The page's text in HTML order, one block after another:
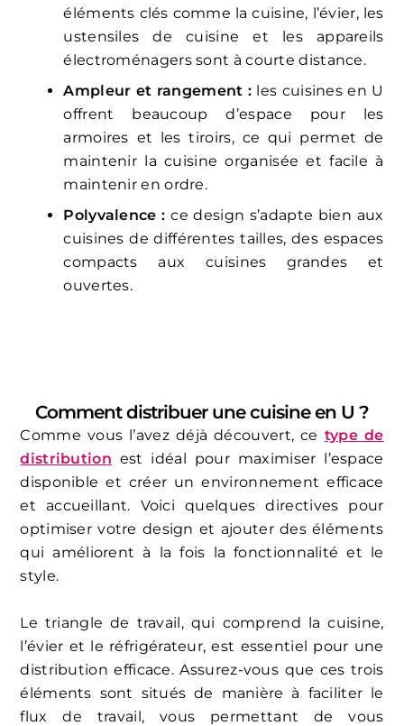
éléments clés comme la cuisine, l’évier, les
ustensiles de cuisine et les appareils
électroménagers sont à courte distance.
Ampleur et rangement : les cuisines en U
offrent beaucoup d’espace pour les
armoires et les tiroirs, ce qui permet de
maintenir la cuisine organisée et facile à
maintenir en ordre.
Polyvalence : ce design s’adapte bien aux
cuisines de différentes tailles, des espaces
compacts aux cuisines grandes et
ouvertes.
Comment distribuer une cuisine en U ?
Comme vous l’avez déjà découvert, ce type de
distribution est idéal pour maximiser l’espace
disponible et créer un environnement efficace
et accueillant. Voici quelques directives pour
optimiser votre design et ajouter des éléments
qui améliorent à la fois la fonctionnalité et le
style.
Le triangle de travail, qui comprend la cuisine,
l’évier et le réfrigérateur, est essentiel pour une
distribution efficace. Assurez-vous que ces trois
éléments sont situés de manière à faciliter le
flux de travail, vous permettant de vous